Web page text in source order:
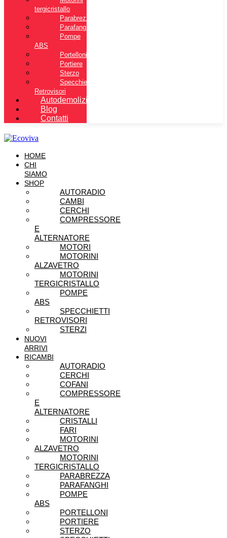
tergicristallo
Parabrezza
Parafanghi
Pompe
ABS
Portelloni
Portiere
Sterzo
Specchietti
Retrovisori
Autodemolizione
Blog
Contatti
HOME
CHI
SIAMO
SHOP
AUTORADIO
CAMBI
CERCHI
COMPRESSORE
E
ALTERNATORE
MOTORI
MOTORINI
ALZAVETRO
MOTORINI
TERGICRISTALLO
POMPE
ABS
SPECCHIETTI
RETROVISORI
STERZI
NUOVI
ARRIVI
RICAMBI
AUTORADIO
CERCHI
COFANI
COMPRESSORE
E
ALTERNATORE
CRISTALLI
FARI
MOTORINI
ALZAVETRO
MOTORINI
TERGICRISTALLO
PARABREZZA
PARAFANGHI
POMPE
ABS
PORTELLONI
PORTIERE
STERZO